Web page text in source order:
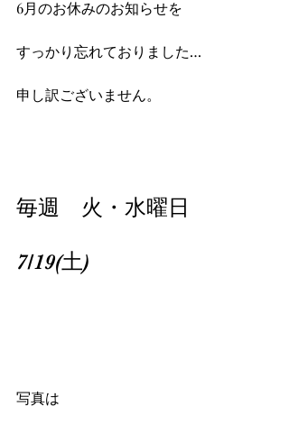
6月のお休みのお知らせを
すっかり忘れておりました…
申し訳ございません。
毎週　火・水曜日
7/19(土)
写真は